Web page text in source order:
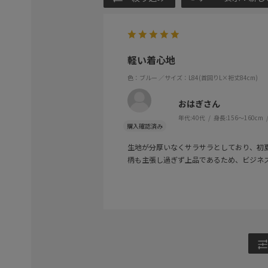
軽い着心地
色：ブルー ／サイズ：L84(首回りL×裄丈84cm)
おはぎさん
年代:40代 身長:156～160cm
生地が分厚いなくサラサラとしており、初
柄も主張し過ぎず上品であるため、ビジネ